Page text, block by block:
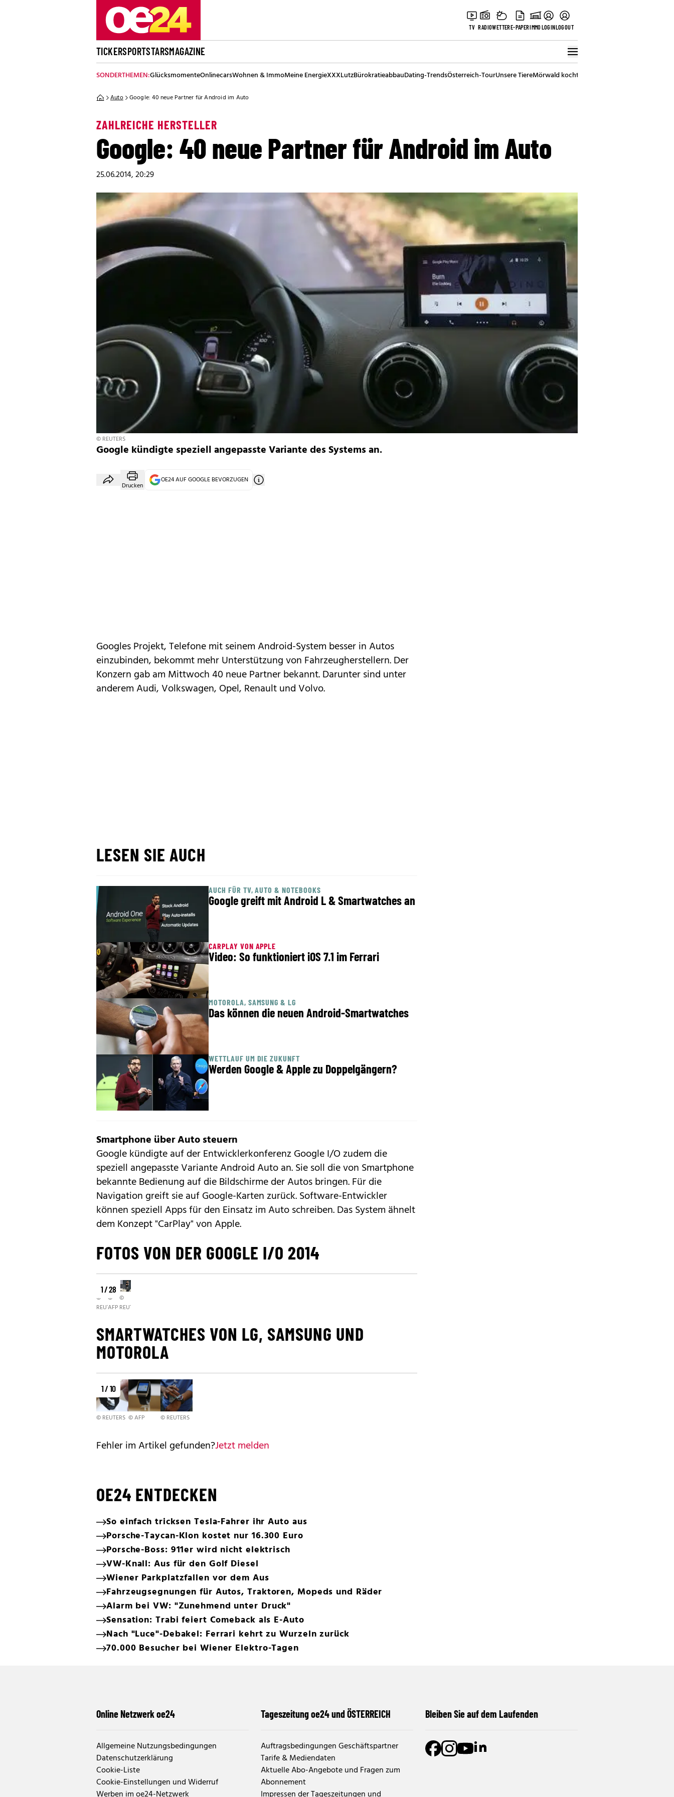
TV RADIOWETTERE-PAPERIMMOLOGINLOGOUT
TICKERSPORTSTARSMAGAZINE
SONDERTHEMEN:GlücksmomenteOnlinecarsWohnen & ImmoMeine EnergieXXXLutzBürokratieabbauDating-TrendsÖsterreich-TourUnsere TiereMörwald kocht
Auto Google: 40 neue Partner für Android im Auto
ZAHLREICHE HERSTELLER
Google: 40 neue Partner für Android im Auto
25.06.2014, 20:29
© REUTERS
Google kündigte speziell angepasste Variante des Systems an.
Drucken
OE24 AUF GOOGLE BEVORZUGEN
Googles Projekt, Telefone mit seinem Android-System besser in Autos
einzubinden, bekommt mehr Unterstützung von Fahrzeugherstellern. Der
Konzern gab am Mittwoch 40 neue Partner bekannt. Darunter sind unter
anderem Audi, Volkswagen, Opel, Renault und Volvo.
LESEN SIE AUCH
AUCH FÜR TV, AUTO & NOTEBOOKS
Google greift mit Android L & Smartwatches an
CARPLAY VON APPLE
Video: So funktioniert iOS 7.1 im Ferrari
MOTOROLA, SAMSUNG & LG
Das können die neuen Android-Smartwatches
WETTLAUF UM DIE ZUKUNFT
Werden Google & Apple zu Doppelgängern?
Smartphone über Auto steuern
Google kündigte auf der Entwicklerkonferenz Google I/O zudem die
speziell angepasste VarianteAndroid Auto an. Sie soll die von Smartphone
bekannte Bedienung auf die Bildschirme der Autos bringen. Für die
Navigation greift sie auf Google-Karten zurück. Software-Entwickler
können speziell Apps für den Einsatz im Auto schreiben. Das System ähnelt
dem Konzept "CarPlay" von Apple.
FOTOS VON DER GOOGLE I/O 2014
1 / 28
©
REUTERS
©
AFP
©
REUTERS
SMARTWATCHES VON LG, SAMSUNG UND
MOTOROLA
1 / 10
© REUTERS © AFP © REUTERS
Fehler im Artikel gefunden?Jetzt melden
OE24 ENTDECKEN
So einfach tricksen Tesla-Fahrer ihr Auto aus
Porsche-Taycan-Klon kostet nur 16.300 Euro
Porsche-Boss: 911er wird nicht elektrisch
VW-Knall: Aus für den Golf Diesel
Wiener Parkplatzfallen vor dem Aus
Fahrzeugsegnungen für Autos, Traktoren, Mopeds und Räder
Alarm bei VW: "Zunehmend unter Druck"
Sensation: Trabi feiert Comeback als E-Auto
Nach "Luce"-Debakel: Ferrari kehrt zu Wurzeln zurück
70.000 Besucher bei Wiener Elektro-Tagen
Online Netzwerk oe24
Allgemeine Nutzungsbedingungen
Datenschutzerklärung
Cookie-Liste
Cookie-Einstellungen und Widerruf
Tageszeitung oe24 und ÖSTERREICH
Auftragsbedingungen Geschäftspartner
Tarife & Mediendaten
Aktuelle Abo-Angebote und Fragen zum
Abonnement
Bleiben Sie auf dem Laufenden